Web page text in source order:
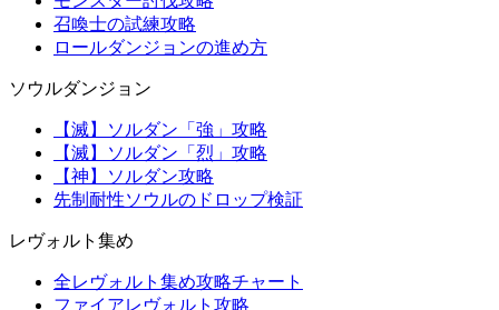
召喚士の試練攻略
ロールダンジョンの進め方
ソウルダンジョン
【滅】ソルダン「強」攻略
【滅】ソルダン「烈」攻略
【神】ソルダン攻略
先制耐性ソウルのドロップ検証
レヴォルト集め
全レヴォルト集め攻略チャート
ファイアレヴォルト攻略